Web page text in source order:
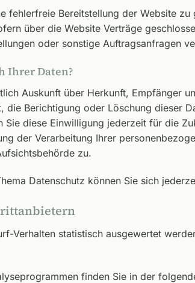
fehlerfreie Bereitstellung der Website
über die Website Verträge
oder sonstige Auftragsanfragen
Ihrer Daten?
Auskunft über Herkunft, Empfänger
die Berichtigung oder Löschung dieser
Sie diese Einwilligung jederzeit für die
der Verarbeitung Ihrer
zu.
Datenschutz können Sie sich
Verhalten statistisch ausgewertet
finden Sie in der